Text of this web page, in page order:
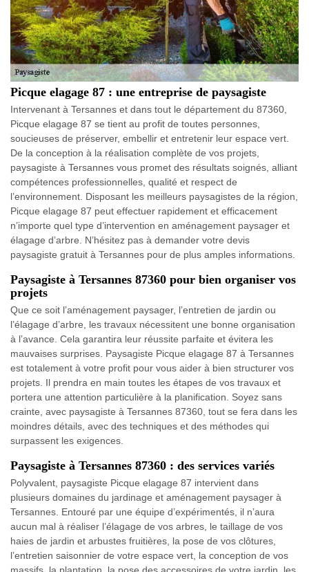
Picque elagage 87 : une entreprise de paysagiste
Intervenant à Tersannes et dans tout le département du 87360,
Picque elagage 87 se tient au profit de toutes personnes,
soucieuses de préserver, embellir et entretenir leur espace vert.
De la conception à la réalisation complète de vos projets,
paysagiste à Tersannes vous promet des résultats soignés, alliant
compétences professionnelles, qualité et respect de
l’environnement. Disposant les meilleurs paysagistes de la région,
Picque elagage 87 peut effectuer rapidement et efficacement
n’importe quel type d’intervention en aménagement paysager et
élagage d’arbre. N’hésitez pas à demander votre devis
paysagiste gratuit à Tersannes pour de plus amples informations.
Paysagiste à Tersannes 87360 pour bien organiser vos
projets
Que ce soit l’aménagement paysager, l’entretien de jardin ou
l’élagage d’arbre, les travaux nécessitent une bonne organisation
à l’avance. Cela garantira leur réussite parfaite et évitera les
mauvaises surprises. Paysagiste Picque elagage 87 à Tersannes
est totalement à votre profit pour vous aider à bien structurer vos
projets. Il prendra en main toutes les étapes de vos travaux et
portera une attention particulière à la planification. Soyez sans
crainte, avec paysagiste à Tersannes 87360, tout se fera dans les
moindres détails, avec des techniques et des méthodes qui
surpassent les exigences.
Paysagiste à Tersannes 87360 : des services variés
Polyvalent, paysagiste Picque elagage 87 intervient dans
plusieurs domaines du jardinage et aménagement paysager à
Tersannes. Entouré par une équipe d’expérimentés, il n’aura
aucun mal à réaliser l’élagage de vos arbres, le taillage de vos
haies de jardin et arbustes fruitières, la pose de vos clôtures,
l’entretien saisonnier de votre espace vert, la conception de vos
massifs, la plantation, la pose des accessoires de votre jardin, les